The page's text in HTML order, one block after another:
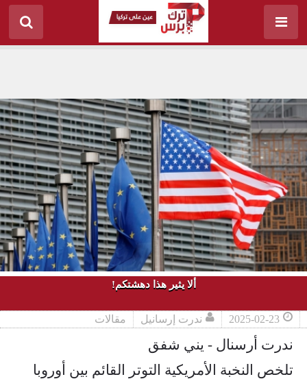
ألا يثير هذا دهشتكم!
2025-02-23 ندرت إرسانيل مقالات
ندرت أرسنال - يني شفق
تلخص النخبة الأمريكية التوتر القائم بين أوروبا